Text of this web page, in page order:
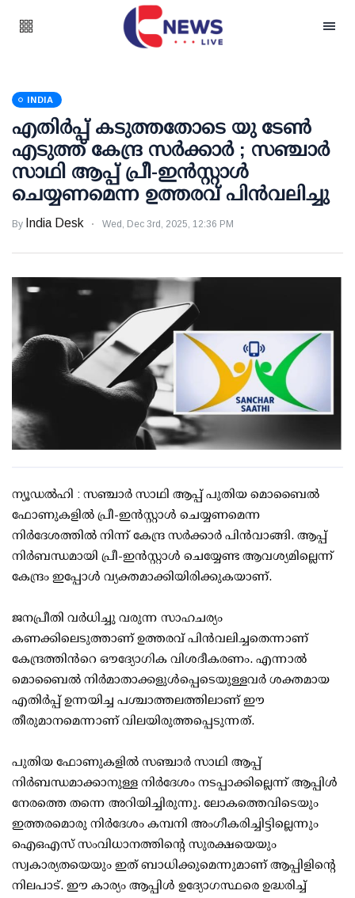
INDIA
എതിർപ്പ് കടുത്തതോടെ യു ടേണ്‍
എടുത്ത് കേന്ദ്ര സർക്കാർ ; സഞ്ചാർ
സാഥി ആപ്പ് പ്രീ-ഇൻസ്റ്റാൾ
ചെയ്യണമെന്ന ഉത്തരവ് പിൻവലിച്ചു
By India Desk Wed, Dec 3rd, 2025, 12:36 PM
ന്യൂഡൽഹി : സഞ്ചാർ സാഥി ആപ്പ് പുതിയ മൊബൈൽ
ഫോണുകളിൽ പ്രീ-ഇൻസ്റ്റാൾ ചെയ്യണമെന്ന
നിർദേശത്തിൽ നിന്ന് കേന്ദ്ര സർക്കാർ പിൻവാങ്ങി. ആപ്പ്
നിർബന്ധമായി പ്രീ-ഇൻസ്റ്റാൾ ചെയ്യേണ്ട ആവശ്യമില്ലെന്ന്
കേന്ദ്രം ഇപ്പോൾ വ്യക്തമാക്കിയിരിക്കുകയാണ്.
ജനപ്രീതി വർധിച്ചു വരുന്ന സാഹചര്യം
കണക്കിലെടുത്താണ് ഉത്തരവ് പിൻവലിച്ചതെന്നാണ്
കേന്ദ്രത്തിന്‍റെ ഔദ്യോഗിക വിശദീകരണം. എന്നാൽ
മൊബൈൽ നിർമാതാക്കളുൾപ്പെടെയുള്ളവർ ശക്തമായ
എതിർപ്പ് ഉന്നയിച്ച പശ്ചാത്തലത്തിലാണ് ഈ
തീരുമാനമെന്നാണ് വിലയിരുത്തപ്പെടുന്നത്.
പുതിയ ഫോണുകളിൽ സഞ്ചാർ സാഥി ആപ്പ്
നിർബന്ധമാക്കാനുള്ള നിർദേശം നടപ്പാക്കില്ലെന്ന് ആപ്പിൾ
നേരത്തെ തന്നെ അറിയിച്ചിരുന്നു. ലോകത്തെവിടെയും
ഇത്തരമൊരു നിർദേശം കമ്പനി അംഗീകരിച്ചിട്ടില്ലെന്നും
ഐഒഎസ് സംവിധാനത്തിന്റെ സുരക്ഷയെയും
സ്വകാര്യതയെയും ഇത് ബാധിക്കുമെന്നുമാണ് ആപ്പിളിന്റെ
നിലപാട്. ഈ കാര്യം ആപ്പിൾ ഉദ്യോഗസ്ഥരെ ഉദ്ധരിച്ച്